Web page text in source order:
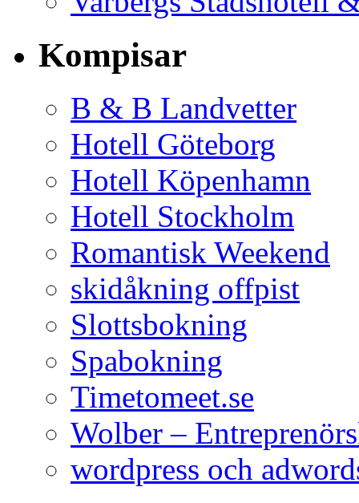
Kompisar
B & B Landvetter
Hotell Göteborg
Hotell Köpenhamn
Hotell Stockholm
Romantisk Weekend
skidåkning offpist
Slottsbokning
Spabokning
Timetomeet.se
Wolber –
wordpress och